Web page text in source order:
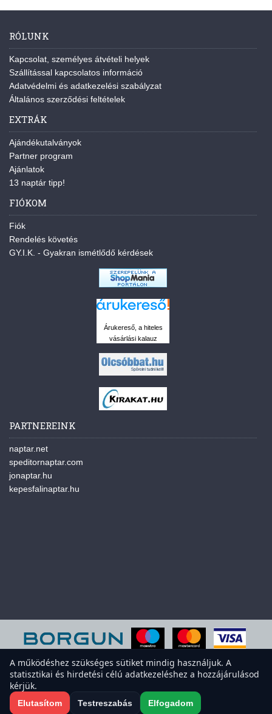
RÓLUNK
Kapcsolat, személyes átvételi helyek
Szállítással kapcsolatos információ
Adatvédelmi és adatkezelési szabályzat
Általános szerződési feltételek
EXTRÁK
Ajándékutalványok
Partner program
Ajánlatok
13 naptár tipp!
FIÓKOM
Fiók
Rendelés követés
GY.I.K. - Gyakran ismétlődő kérdések
Árukereső, a hiteles
vásárlási kalauz
PARTNEREINK
naptar.net
speditornaptar.com
jonaptar.hu
kepesfalinaptar.hu
Süti-beállítások megnyitása
A működéshez szükséges sütiket mindig használjuk. A
statisztikai és hirdetési célú adatkezeléshez a hozzájárulásod
kérjük.
Elutasítom Testreszabás Elfogadom
A weboldal sütiket használ a felhasználói élmény javítása érdekében.
Elfogadod a sütiket?
Elfogadom Elutasítom